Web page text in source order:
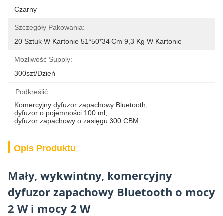
Czarny
Szczegóły Pakowania:
20 Sztuk W Kartonie 51*50*34 Cm 9,3 Kg W Kartonie
Możliwość Supply:
300szt/dzień
Podkreślić:
Komercyjny dyfuzor zapachowy Bluetooth
dyfuzor o pojemności 100 ml
dyfuzor zapachowy o zasięgu 300 CBM
Opis Produktu
Mały, wykwintny, komercyjny
dyfuzor zapachowy Bluetooth o mocy
2 W i mocy 2 W